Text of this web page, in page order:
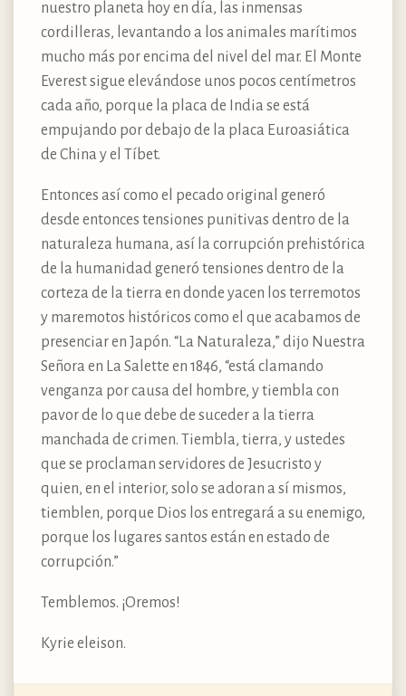
nuestro planeta hoy en día, las inmensas
cordilleras, levantando a los animales marítimos
mucho más por encima del nivel del mar. El Monte
Everest sigue elevándose unos pocos centímetros
cada año, porque la placa de India se está
empujando por debajo de la placa Euroasiática
de China y el Tíbet.
Entonces así como el pecado original generó
desde entonces tensiones punitivas dentro de la
naturaleza humana, así la corrupción prehistórica
de la humanidad generó tensiones dentro de la
corteza de la tierra en donde yacen los terremotos
y maremotos históricos como el que acabamos de
presenciar en Japón. “La Naturaleza,” dijo Nuestra
Señora en La Salette en 1846, “está clamando
venganza por causa del hombre, y tiembla con
pavor de lo que debe de suceder a la tierra
manchada de crimen. Tiembla, tierra, y ustedes
que se proclaman servidores de Jesucristo y
quien, en el interior, solo se adoran a sí mismos,
tiemblen, porque Dios los entregará a su enemigo,
porque los lugares santos están en estado de
corrupción.”
Temblemos. ¡Oremos!
Kyrie eleison.